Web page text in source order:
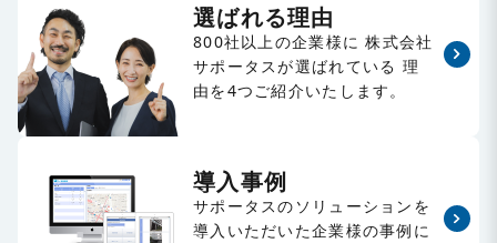
選ばれる理由
800社以上の企業様に 株式会社
サポータスが選ばれている 理
由を4つご紹介いたします。
導入事例
サポータスのソリューションを
導入いただいた企業様の事例に